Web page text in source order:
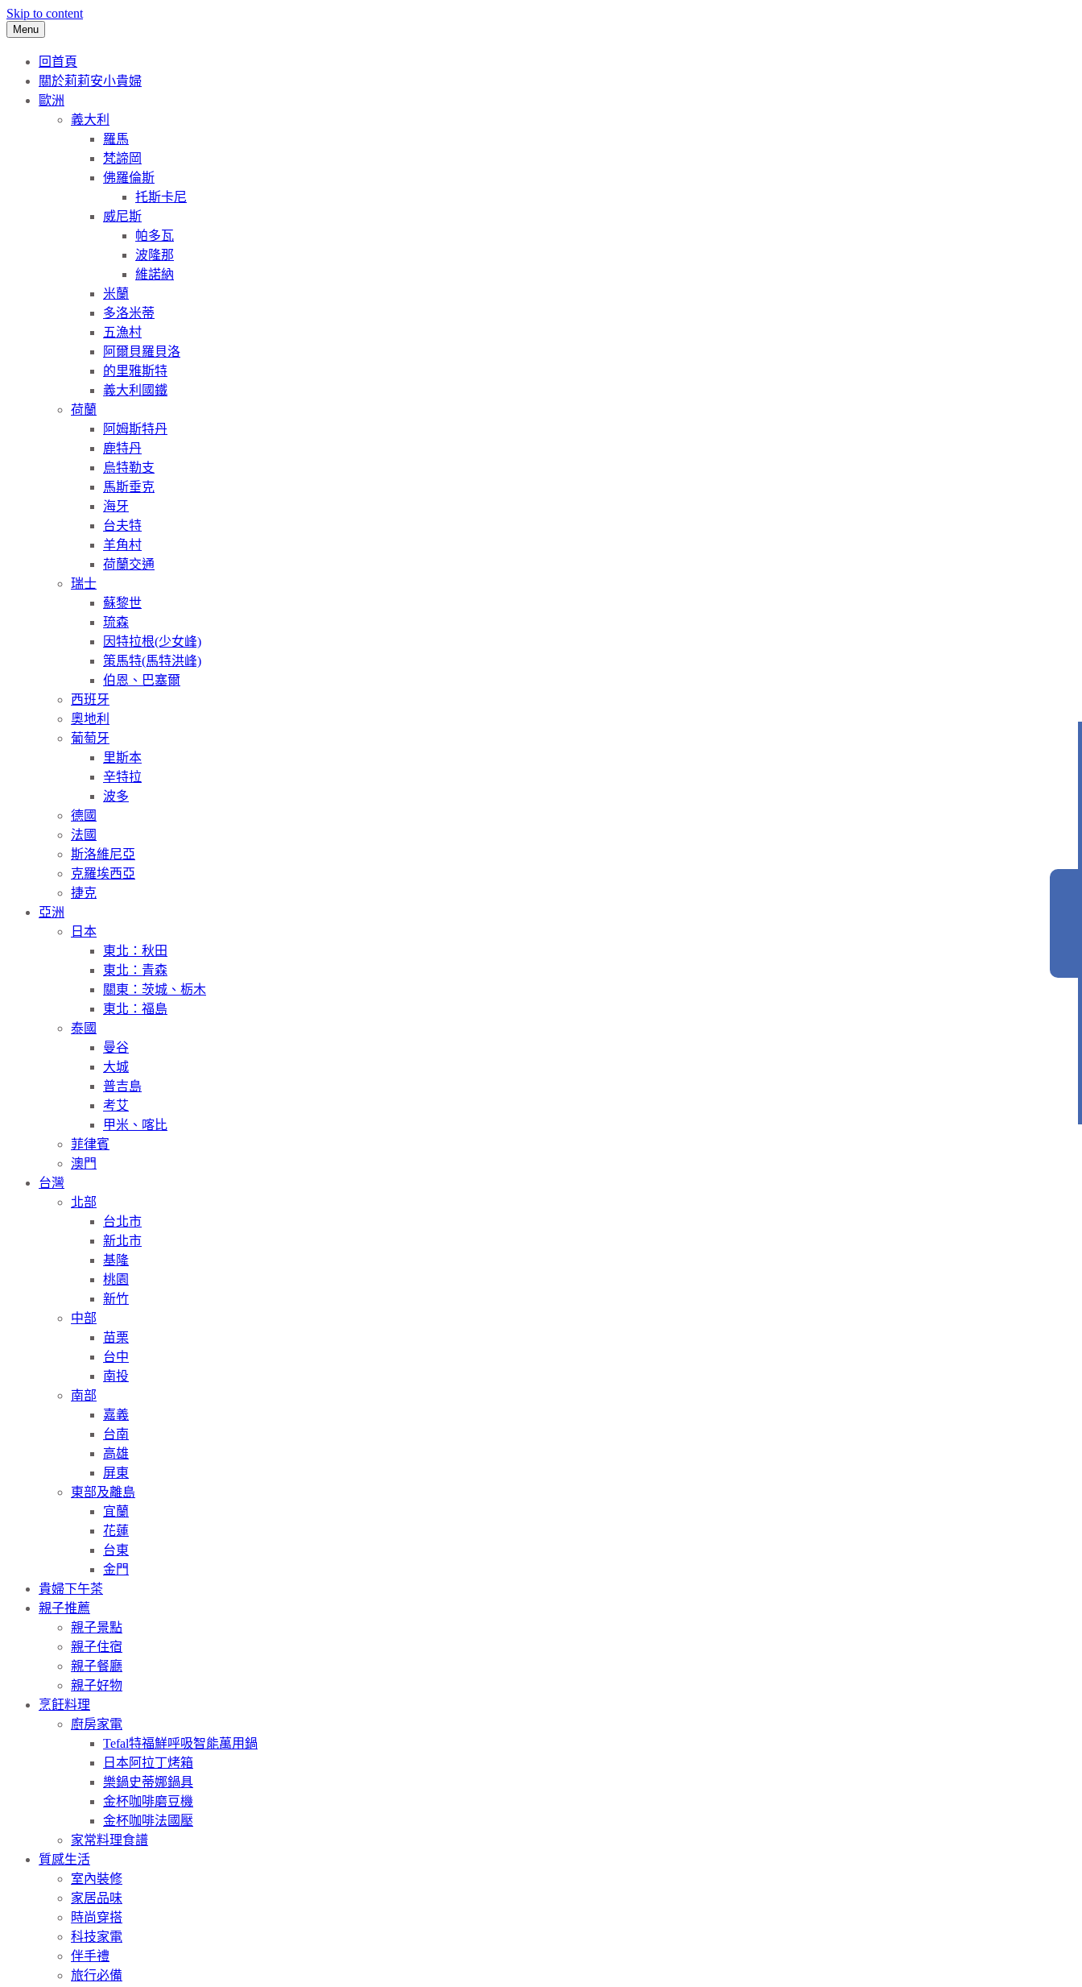
Skip to content
Menu
回首頁
關於莉莉安小貴婦
歐洲
義大利
羅馬
梵諦岡
佛羅倫斯
托斯卡尼
威尼斯
帕多瓦
波隆那
維諾納
米蘭
多洛米蒂
五漁村
阿爾貝羅貝洛
的里雅斯特
義大利國鐵
荷蘭
阿姆斯特丹
鹿特丹
烏特勒支
馬斯垂克
海牙
台夫特
羊角村
荷蘭交通
瑞士
蘇黎世
琉森
因特拉根(少女峰)
策馬特(馬特洪峰)
伯恩、巴塞爾
西班牙
奧地利
葡萄牙
里斯本
辛特拉
波多
德國
法國
斯洛維尼亞
克羅埃西亞
捷克
亞洲
日本
東北：秋田
東北：青森
關東：茨城、栃木
東北：福島
泰國
曼谷
大城
普吉島
考艾
甲米、喀比
菲律賓
澳門
台灣
北部
台北市
新北市
基隆
桃園
新竹
中部
苗栗
台中
南投
南部
嘉義
台南
高雄
屏東
東部及離島
宜蘭
花蓮
台東
金門
貴婦下午茶
親子推薦
親子景點
親子住宿
親子餐廳
親子好物
烹飪料理
廚房家電
Tefal特福鮮呼吸智能萬用鍋
日本阿拉丁烤箱
樂鍋史蒂娜鍋具
金杯咖啡磨豆機
金杯咖啡法國壓
家常料理食譜
質感生活
室內裝修
家居品味
時尚穿搭
科技家電
伴手禮
旅行必備